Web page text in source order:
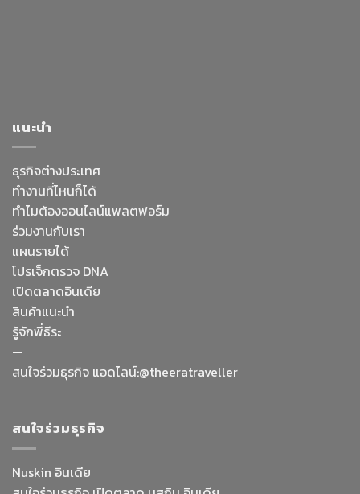
แนะนำ
ธุรกิจต่างประเทศ
ทำงานที่ไหนก็ได้
ทำไมต้องออนไลน์แพลตฟอร์ม
ร่วมงานกับเรา
แผนรายได้
โปรเจ็กตรวจ DNA
เปิดตลาดอินเดีย
สินค้าแนะนำ
รู้จักพี่ธีระ
—
สนใจร่วมธุรกิจ แอดไลน์:@theeratraveller
สนใจร่วมธุรกิจ
Nuskin อินเดีย